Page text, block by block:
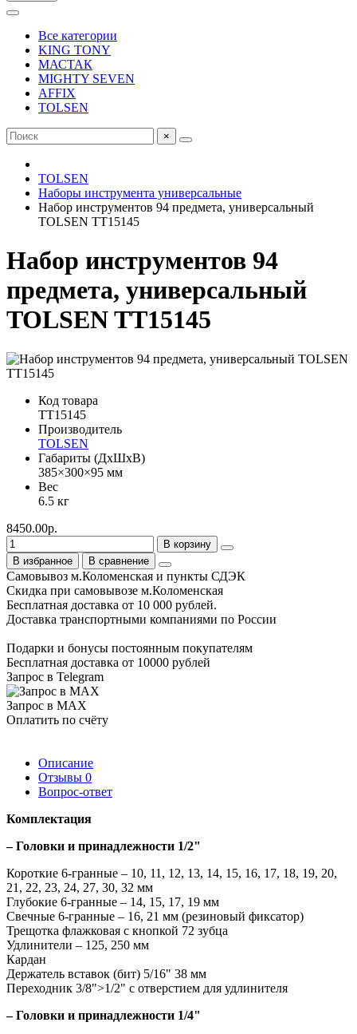
Все категории
KING TONY
МАСТАК
MIGHTY SEVEN
AFFIX
TOLSEN
×
TOLSEN
Наборы инструмента универсальные
Набор инструментов 94 предмета, универсальный
TOLSEN TT15145
Набор инструментов 94
предмета, универсальный
TOLSEN TT15145
Код товара
TT15145
Производитель
TOLSEN
Габариты (ДхШхВ)
385×300×95 мм
Вес
6.5 кг
8450.00р.
В корзину
В избранное
В сравнение
Самовывоз м.Коломенская и пункты СДЭК
Скидка при самовывозе м.Коломенская
Бесплатная доставка от 10 000 рублей.
Доставка транспортными компаниями по России
Подарки и бонусы постоянным покупателям
Бесплатная доставка от 10000 рублей
Запрос в Telegram
Запрос в MAX
Оплатить по счёту
Описание
Отзывы 0
Вопрос-ответ
Комплектация
– Головки и принадлежности 1/2"
Короткие 6-гранные – 10, 11, 12, 13, 14, 15, 16, 17, 18, 19, 20,
21, 22, 23, 24, 27, 30, 32 мм
Глубокие 6-гранные – 14, 15, 17, 19 мм
Свечные 6-гранные – 16, 21 мм (резиновый фиксатор)
Трещотка флажковая с кнопкой 72 зубца
Удлинители – 125, 250 мм
Кардан
Держатель вставок (бит) 5/16" 38 мм
Переходник 3/8">1/2" с отверстием для удлинителя
– Головки и принадлежности 1/4"